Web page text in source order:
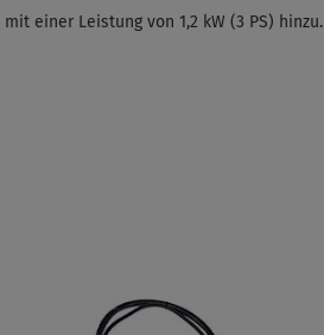
mit einer Leistung von 1,2 kW (3 PS) hinzu.